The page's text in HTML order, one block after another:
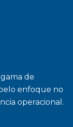
de
enfoque no
operacional.